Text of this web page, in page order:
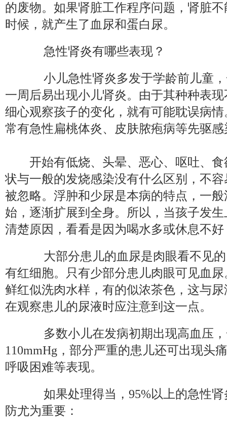
的废物。如果肾脏工作程序问题，肾脏
时候，就产生了血尿和蛋白尿。
急性肾炎有哪些表现？
小儿急性肾炎多发于学龄前儿童，
一周后易出现小儿肾炎。由于其种种表
细心观察孩子的变化，就有可能耽误病
常有急性扁桃体炎、皮肤脓疱病等先驱感
开始有低烧、头晕、恶心、呕吐、食
状与一般的发烧感染没有什么区别，不
被忽略。浮肿和少尿是本病的特点，一
始，逐渐扩展到全身。所以，当孩子发
清楚原因，看看是因为喝水多或休息不
大部分患儿的血尿是肉眼看不见的
有红细胞。只有少部分患儿肉眼可见血
鲜红似洗肉水样，有的似浓茶色，这与
在观察患儿的尿液时应注意到这一点。
多数小儿在发病初期出现高血压，
110mmHg，部分严重的患儿还可出现头
呼吸困难等表现。
如果处理得当，95%以上的急性肾
防尤为重要：